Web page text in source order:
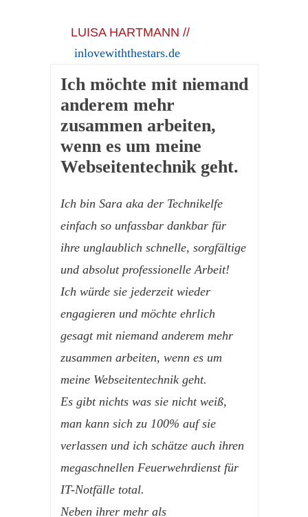
LUISA HARTMANN //
inlovewiththestars.de
Ich möchte mit niemand
anderem mehr
zusammen arbeiten,
wenn es um meine
Webseitentechnik geht.
Ich bin Sara aka der Technikelfe
einfach so unfassbar dankbar für
ihre unglaublich schnelle, sorgfältige
und absolut professionelle Arbeit!
Ich würde sie jederzeit wieder
engagieren und möchte ehrlich
gesagt mit niemand anderem mehr
zusammen arbeiten, wenn es um
meine Webseitentechnik geht.
Es gibt nichts was sie nicht weiß,
man kann sich zu 100% auf sie
verlassen und ich schätze auch ihren
megaschnellen Feuerwehrdienst für
IT-Notfälle total.
Neben ihrer mehr als